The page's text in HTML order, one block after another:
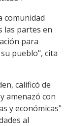
comunidad
las partes en
para
pueblo", cita
calificó de
amenazó con
y económicas"
al